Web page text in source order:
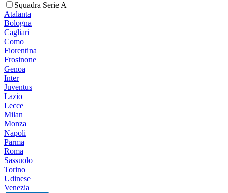
Squadra Serie A
Atalanta
Bologna
Cagliari
Como
Fiorentina
Frosinone
Genoa
Inter
Juventus
Lazio
Lecce
Milan
Monza
Napoli
Parma
Roma
Sassuolo
Torino
Udinese
Venezia